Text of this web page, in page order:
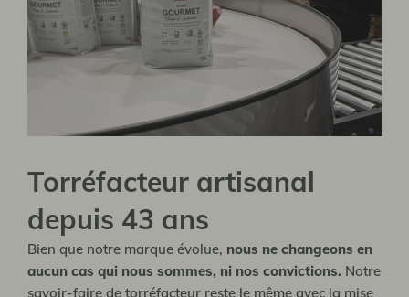
Torréfacteur artisanal
depuis 43 ans
Bien que notre marque évolue, nous ne changeons en
aucun cas qui nous sommes, ni nos convictions. Notre
savoir-faire de torréfacteur reste le même avec la mise